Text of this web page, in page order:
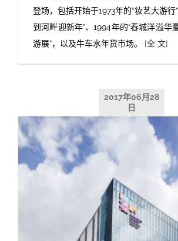
登场，包括开始于1973年的“妆艺大游行
到河畔迎新年”、1994年的“春城洋溢华
游展”，以及牛车水年货市场。 [全 文]
2017年06月28
日